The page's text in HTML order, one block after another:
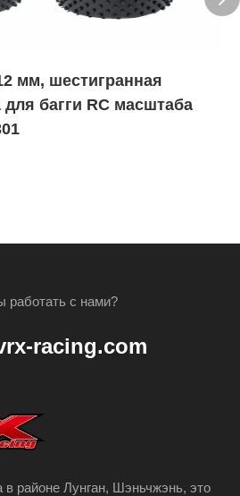
мм, шестигранная
для багги RC масштаба
работать с нами?
racing.com
в районе Лунган, Шэньчжэнь, это